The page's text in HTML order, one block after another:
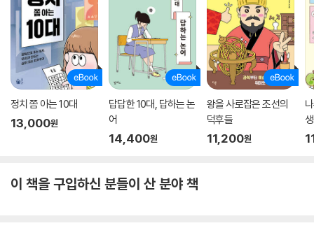
인간 문화의 배경이 되는 자연을 다시 만나다
- 기후위기, 코로나19… 예전처럼 스포츠를 즐기기 어려워진 시대, 우리에
게 요구되는 생태적 감수성
- 지리학에 관심 있는 청소년은 물론, 스포츠 및 관광 계열 진학 희망자에
게도 도움이 될 책
스포츠는 특정한 장소, 지리, 기후를 활용한 인간의 활동이다. 두바이의 사
막 한가운데 인공 골프장 만드는 등 환경 조건의 한계를 기술로 극복하는
사례도 있지만, 경제적 비용, 생태적 피해 비용이 만만치 않다. 그리고 이제
동계올림픽 개최 가능지가 점점 줄어들고, 폭염으로 야외 경기가 중단되었
다는 소식이 들려온다. 코로나19 바이러스의 대유행은 4년마다 치러 온
정치 쫌 아는 10대
13,000원
답답한 10대, 답하는 논
어
14,400원
왕을 사로잡은 조선의
덕후들
11,200원
이 책을 구입하신 분들이 산 분야 책